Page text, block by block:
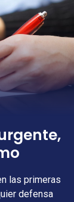
las primeras
defensa